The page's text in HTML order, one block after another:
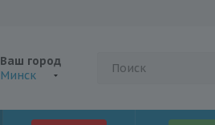
Ваш город
Минск